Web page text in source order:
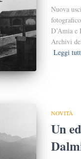
Nuova
D’Amia
Archivi
Leggi
NOVITÀ
Un